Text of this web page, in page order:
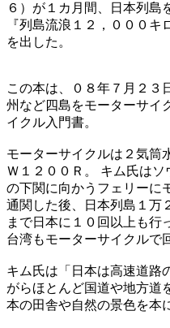
６）が１カ月間、日本列島
『列島流浪１２，０００キ
を出した。
この本は、０８年７月２３
州など四島をモーターサイ
イクル入門書。
モーターサイクルは２気筒
Ｗ１２００Ｒ。 キム氏は
の下関に向かうフェリーに
通関した後、日本列島１万
まで日本に１０回以上も行
台湾もモーターサイクルで
キム氏は「日本は高速道路
がらほとんど国道や地方道
本の田舎や自然の景色を本